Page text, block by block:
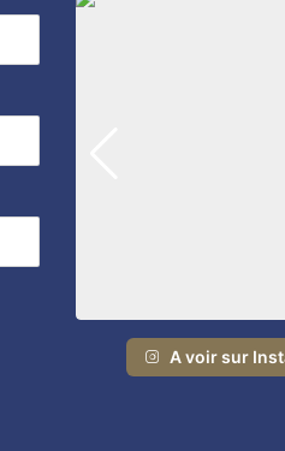
A voir sur